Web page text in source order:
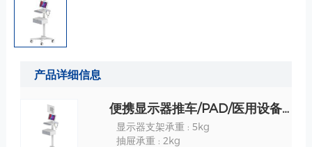
产品详细信息
便携显示器推车/PAD/医用设备小推车- RS008 规格
显示器支架承重 : 5kg
抽屉承重 : 2kg